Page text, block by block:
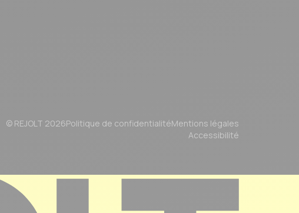
© REJOLT 2026Politique de confidentialitéMentions légales
Accessibilité